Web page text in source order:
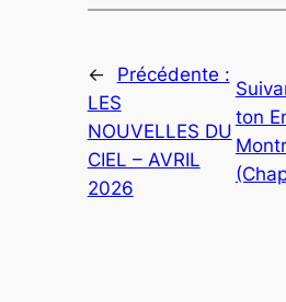
←
Précédente :
LES
NOUVELLES DU
CIEL – AVRIL
2026
ton